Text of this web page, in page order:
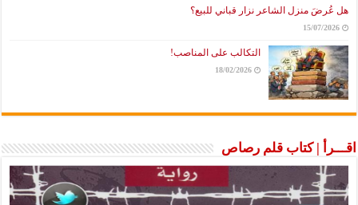
هل عُرضَ منزل الشاعر نزار قباني للبيع؟
15/07/2026
التكالب على المناصب!
18/02/2026
اقـــرأ | كتاب قلم رصاص